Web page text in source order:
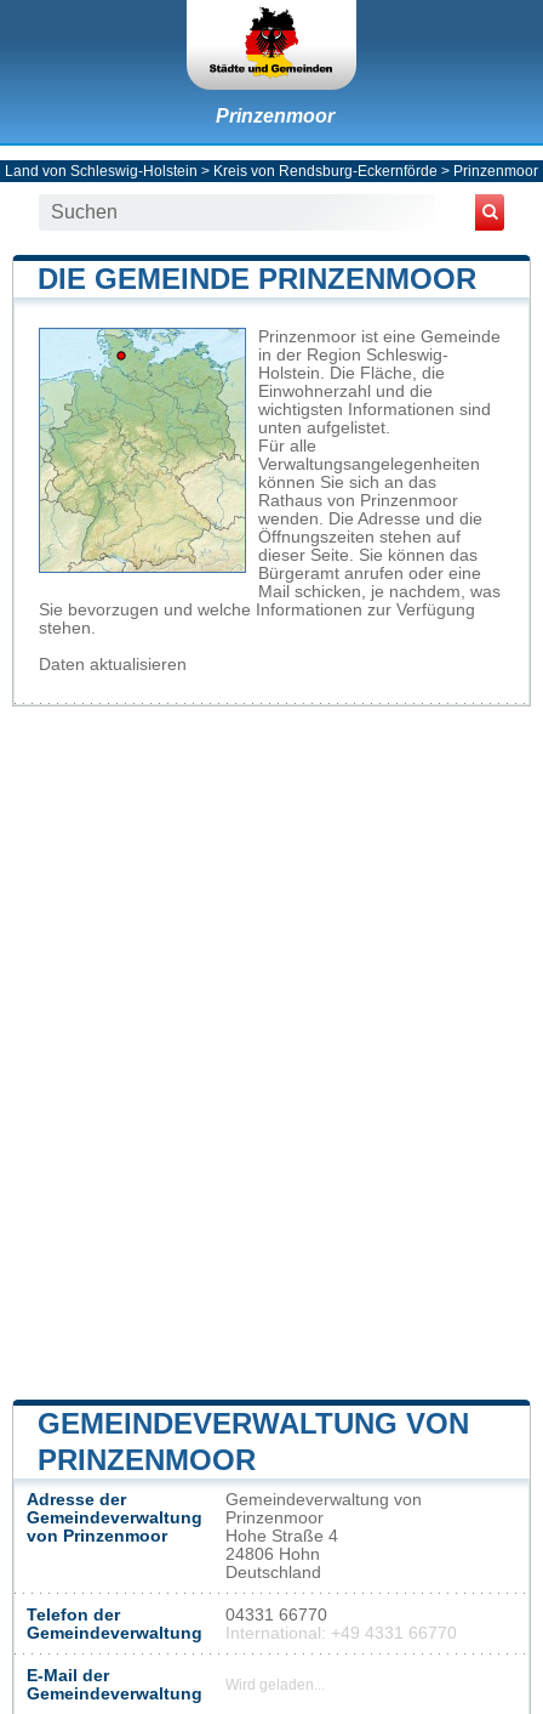
Prinzenmoor
Land von Schleswig-Holstein > Kreis von Rendsburg-Eckernförde > Prinzenmoor
DIE GEMEINDE PRINZENMOOR
Prinzenmoor ist eine Gemeinde
in der Region Schleswig-
Holstein. Die Fläche, die
Einwohnerzahl und die
wichtigsten Informationen sind
unten aufgelistet.
Für alle
Verwaltungsangelegenheiten
können Sie sich an das
Rathaus von Prinzenmoor
wenden. Die Adresse und die
Öffnungszeiten stehen auf
dieser Seite. Sie können das
Bürgeramt anrufen oder eine
Mail schicken, je nachdem, was
Sie bevorzugen und welche Informationen zur Verfügung
stehen.
Daten aktualisieren
GEMEINDEVERWALTUNG VON
PRINZENMOOR
Adresse der
Gemeindeverwaltung
von Prinzenmoor
Gemeindeverwaltung von
Prinzenmoor
Hohe Straße 4
24806 Hohn
Deutschland
Telefon der
Gemeindeverwaltung
04331 66770
International: +49 4331 66770
E-Mail der
Gemeindeverwaltung
Wird geladen...